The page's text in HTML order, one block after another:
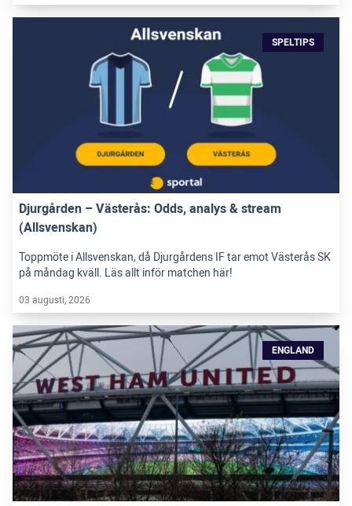
SPELTIPS
Djurgården – Västerås: Odds, analys & stream
(Allsvenskan)
Toppmöte i Allsvenskan, då Djurgårdens IF tar emot Västerås SK
på måndag kväll. Läs allt inför matchen här!
03 augusti, 2026
ENGLAND